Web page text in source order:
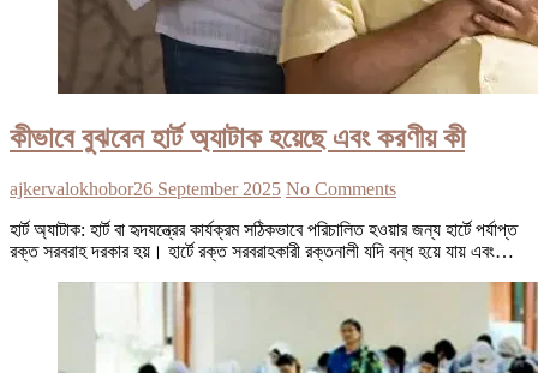
কীভাবে বুঝবেন হার্ট অ্যাটাক হয়েছে এবং করণীয় কী
ajkervalokhobor26 September 2025 No Comments
হার্ট অ্যাটাক: হার্ট বা হৃদযন্ত্রের কার্যক্রম সঠিকভাবে পরিচালিত হওয়ার জন্য হার্টে পর্যাপ্ত
রক্ত সরবরাহ দরকার হয়। হার্টে রক্ত সরবরাহকারী রক্তনালী যদি বন্ধ হয়ে যায় এবং…